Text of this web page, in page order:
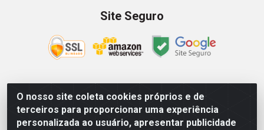
O nosso site coleta cookies próprios e de
terceiros para proporcionar uma experiência
personalizada ao usuário, apresentar publicidade
Site Seguro
Zein Importação e Comércio LTDA - Av. Senador Queiróz, 274
- 12º e 13º andar - Centro, São Paulo/SP – CNPJ